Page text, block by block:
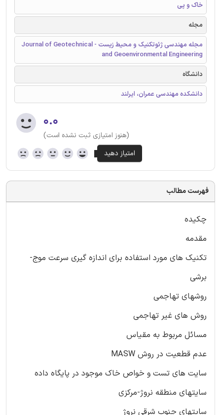
خاک و پی
مجله
مجله مهندسی ژئوتکنیک و محیط زیست - Journal of Geotechnical
and Geoenvironmental Engineering
دانشگاه
دانشکده مهندسی عمران، ایرلند
۰.۰
(هنوز امتیازی ثبت نشده است)
فهرست مطالب
چکیده
مقدمه
تکنیک های مورد استفاده برای اندازه گیری سرعت موج-
برشی
روشهای تهاجمی
روش های غیر تهاجمی
مسائل مربوط به مقیاس
عدم قطعیت در روش MASW
سایت های تست و خواص خاک موجود در پایگاه داده
سایتهای منطقه نروژ-مرکزی
سایتهای جنوب شرقی نروژ